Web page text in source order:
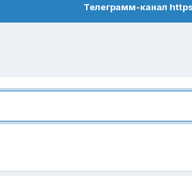
Телеграмм-канал